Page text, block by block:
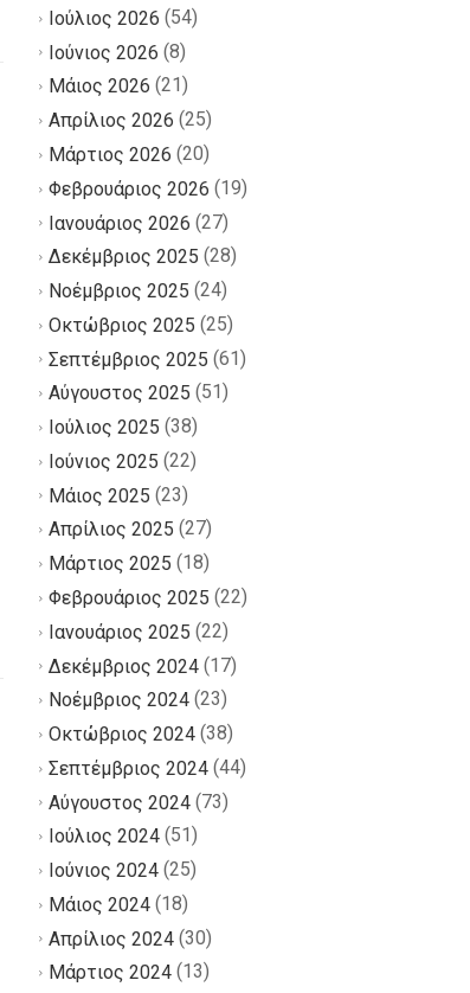
Ιούλιος 2026 (54)
Ιούνιος 2026 (8)
Μάιος 2026 (21)
Απρίλιος 2026 (25)
Μάρτιος 2026 (20)
Φεβρουάριος 2026 (19)
Ιανουάριος 2026 (27)
Δεκέμβριος 2025 (28)
Νοέμβριος 2025 (24)
Οκτώβριος 2025 (25)
Σεπτέμβριος 2025 (61)
Αύγουστος 2025 (51)
Ιούλιος 2025 (38)
Ιούνιος 2025 (22)
Μάιος 2025 (23)
Απρίλιος 2025 (27)
Μάρτιος 2025 (18)
Φεβρουάριος 2025 (22)
Ιανουάριος 2025 (22)
Δεκέμβριος 2024(17)
Νοέμβριος 2024(23)
Οκτώβριος 2024(38)
Σεπτέμβριος 2024(44)
Αύγουστος 2024(73)
Ιούλιος 2024(51)
Ιούνιος 2024(25)
Μάιος 2024(18)
Απρίλιος 2024(30)
Μάρτιος 2024(13)